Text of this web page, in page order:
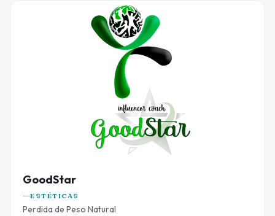
GoodStar
ESTÉTICAS
Perdida de Peso Natural